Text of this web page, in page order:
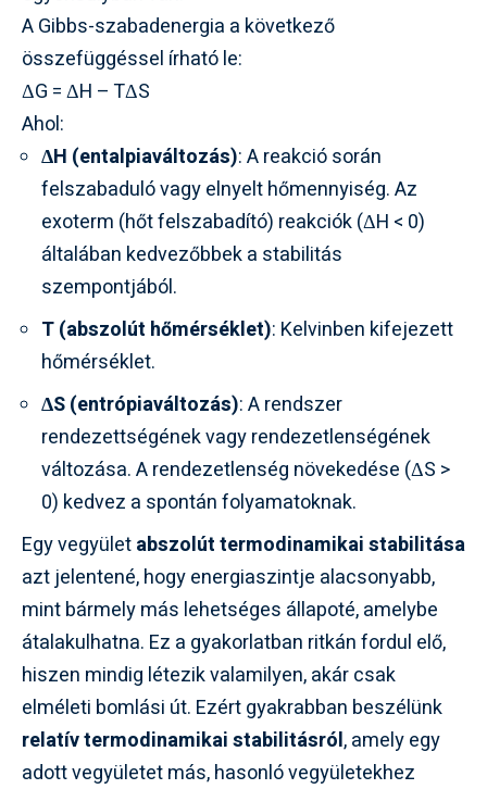
A Gibbs-szabadenergia a következő
összefüggéssel írható le:
ΔG = ΔH – TΔS
Ahol:
ΔH (entalpiaváltozás): A reakció során
felszabaduló vagy elnyelt hőmennyiség. Az
exoterm (hőt felszabadító) reakciók (ΔH < 0)
általában kedvezőbbek a stabilitás
szempontjából.
T (abszolút hőmérséklet): Kelvinben kifejezett
hőmérséklet.
ΔS (entrópiaváltozás): A rendszer
rendezettségének vagy rendezetlenségének
változása. A rendezetlenség növekedése (ΔS >
0) kedvez a spontán folyamatoknak.
Egy vegyületabszolút termodinamikai stabilitása
azt jelentené, hogy energiaszintje alacsonyabb,
mint bármely más lehetséges állapoté, amelybe
átalakulhatna. Ez a gyakorlatban ritkán fordul elő,
hiszen mindig létezik valamilyen, akár csak
elméleti bomlási út. Ezért gyakrabban beszélünk
relatív termodinamikai stabilitásról, amely egy
adott vegyületet más, hasonló vegyületekhez